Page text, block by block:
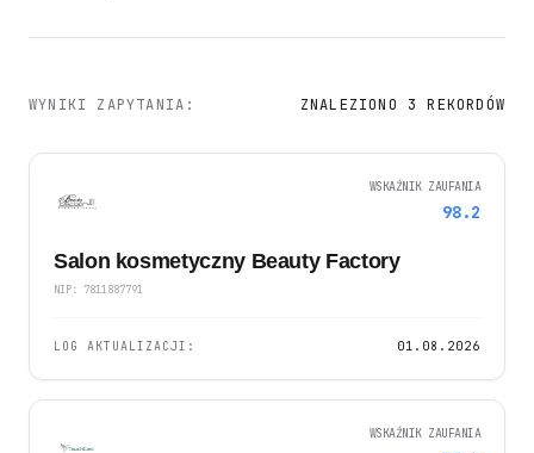
WYNIKI ZAPYTANIA: ZNALEZIONO 3 REKORDÓW
WSKAŹNIK ZAUFANIA
98.2
Salon kosmetyczny Beauty Factory
NIP: 7811887791
LOG AKTUALIZACJI: 01.08.2026
WSKAŹNIK ZAUFANIA